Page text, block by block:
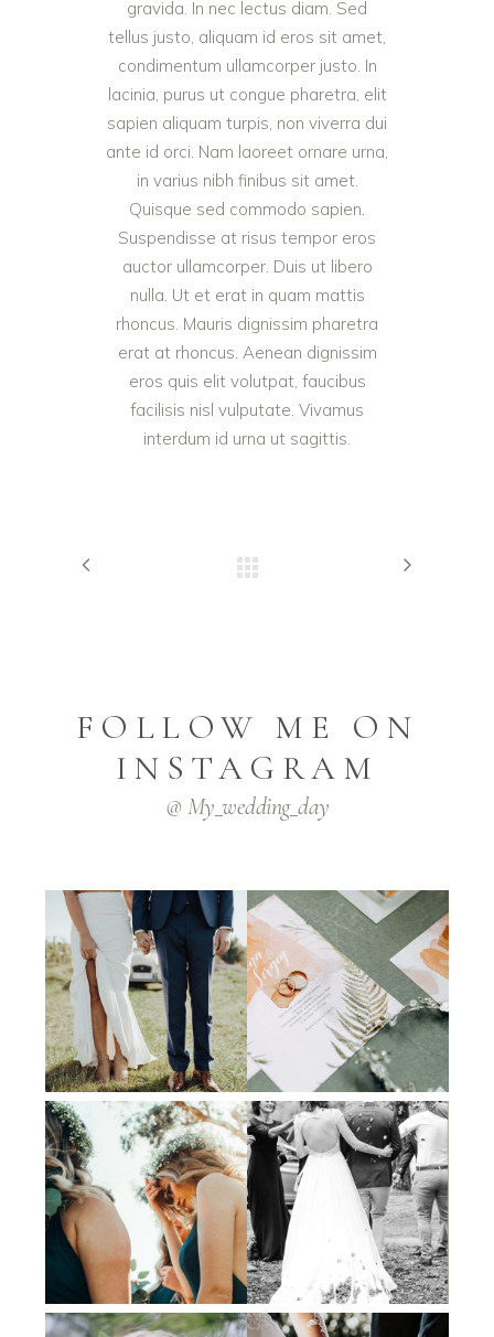
gravida. In nec lectus diam. Sed
tellus justo, aliquam id eros sit amet,
condimentum ullamcorper justo. In
lacinia, purus ut congue pharetra, elit
sapien aliquam turpis, non viverra dui
ante id orci. Nam laoreet ornare urna,
in varius nibh finibus sit amet.
Quisque sed commodo sapien.
Suspendisse at risus tempor eros
auctor ullamcorper. Duis ut libero
nulla. Ut et erat in quam mattis
rhoncus. Mauris dignissim pharetra
erat at rhoncus. Aenean dignissim
eros quis elit volutpat, faucibus
facilisis nisl vulputate. Vivamus
interdum id urna ut sagittis.
FOLLOW ME ON
INSTAGRAM
@ My_wedding_day